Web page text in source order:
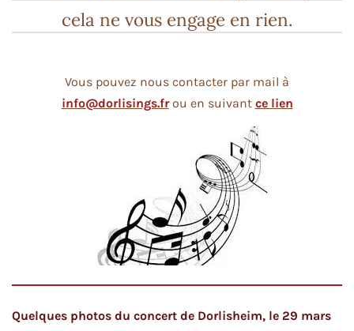
cela ne vous engage en rien.
Vous pouvez nous contacter par mail à
info@dorlisings.fr ou en suivant ce lien
Quelques photos du concert de Dorlisheim, le 29 mars